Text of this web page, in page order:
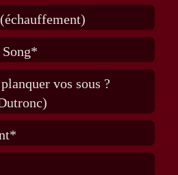
vos sous ?